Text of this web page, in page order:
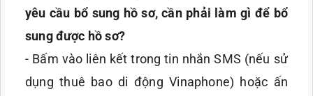
yêu cầu bổ sung hồ sơ, cần phải làm gì để bổ
sung được hồ sơ?
- Bấm vào liên kết trong tin nhắn SMS (nếu sử
dụng thuê bao di động Vinaphone) hoặc ấn